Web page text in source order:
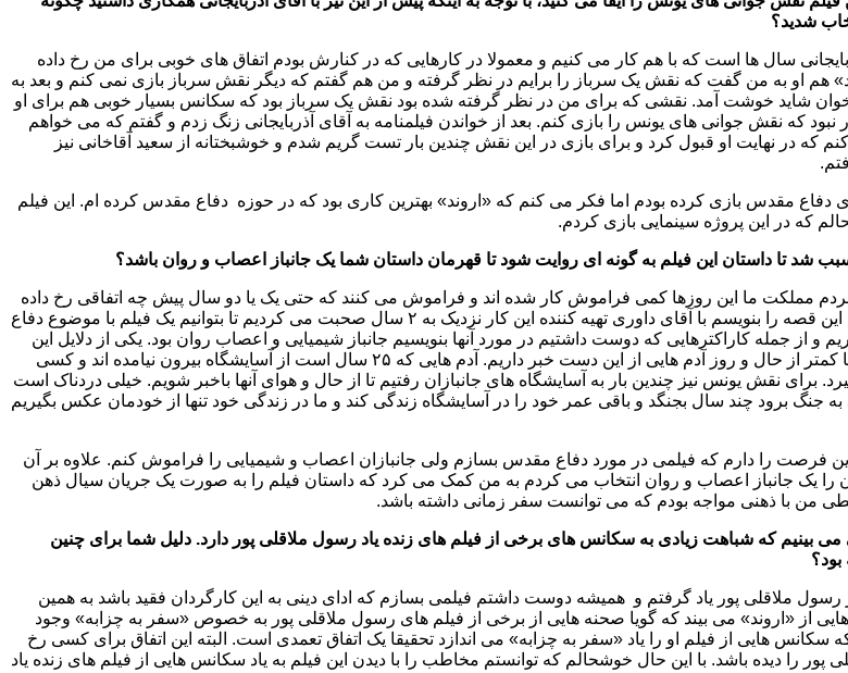
شدید؟
سال ها است که با هم کار می کنیم و معمولا در کارهایی که در کنارش بودم اتفاق های خوبی برای من رخ داده
هم او به من گفت که نقش یک سرباز را برایم در نظر گرفته و من هم گفتم که دیگر نقش سرباز بازی نمی کنم و بعد به
شاید خوشت آمد. نقشی که برای من در نظر گرفته شده بود نقش یک سرباز بود که سکانس بسیار خوبی هم برای او
نبود که نقش جوانی های یونس را بازی کنم. بعد از خواندن فیلمنامه به آقای آذربایجانی زنگ زدم و گفتم که می خواهم
که در نهایت او قبول کرد و برای بازی در این نقش چندین بار تست گریم شدم و خوشبختانه از سعید آقاخانی نیز
دفاع مقدس بازی کرده بودم اما فکر می کنم که «اروند» بهترین کاری بود که در حوزه دفاع مقدس کرده ام. این فیلم
که در این پروژه سینمایی بازی کردم.
شد تا داستان این فیلم به گونه ای روایت شود تا قهرمان داستان شما یک جانباز اعصاب و روان باشد؟
مملکت ما این روزها کمی فراموش کار شده اند و فراموش می کنند که حتی یک یا دو سال پیش چه اتفاقی رخ داده
است. قبل از اینکه بخواهم این قصه را بنویسم با آقای داوری تهیه کننده این کار نزدیک به ۲ سال صحبت می کردیم تا بتوانیم یک فیلم با موضوع دفاع
و از جمله کاراکترهایی که دوست داشتیم در مورد آنها بنویسیم جانباز شیمیایی و اعصاب روان بود. یکی از دلایل این
علاقه این بود که این روزها کمتر از حال و روز آدم هایی از این دست خبر داریم. آدم هایی که ۲۵ سال است از آسایشگاه بیرون نیامده اند و کسی
برای نقش یونس نیز چندین بار به آسایشگاه های جانبازان رفتیم تا از حال و هوای آنها باخبر شویم. خیلی دردناک است
در ۱۸ سالگی به جنگ برود چند سال بجنگد و باقی عمر خود را در آسایشگاه زندگی کند و ما در زندگی خود تنها از خودمان عکس بگیریم
فرصت را دارم که فیلمی در مورد دفاع مقدس بسازم ولی جانبازان اعصاب و شیمیایی را فراموش کنم. علاوه بر آن
یک جانباز اعصاب و روان انتخاب می کردم به من کمک می کرد که داستان فیلم را به صورت یک جریان سیال ذهن
من با ذهنی مواجه بودم که می توانست سفر زمانی داشته باشد.
بینیم که شباهت زیادی به سکانس های برخی از فیلم های زنده یاد رسول ملاقلی پور دارد. دلیل شما برای چنین
رسول ملاقلی پور یاد گرفتم و همیشه دوست داشتم فیلمی بسازم که ادای دینی به این کارگردان فقید باشد به همین
از «اروند» می بیند که گویا صحنه هایی از برخی از فیلم های رسول ملاقلی پور به خصوص «سفر به چزابه» وجود
سکانس هایی از فیلم او را یاد «سفر به چزابه» می اندازد تحقیقا یک اتفاق تعمدی است. البته این اتفاق برای کسی رخ
پور را دیده باشد. با این حال خوشحالم که توانستم مخاطب را با دیدن این فیلم به یاد سکانس هایی از فیلم های زنده یاد